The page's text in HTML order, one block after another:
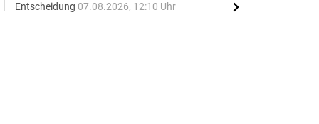
Entscheidung 07.08.2026, 12:10 Uhr